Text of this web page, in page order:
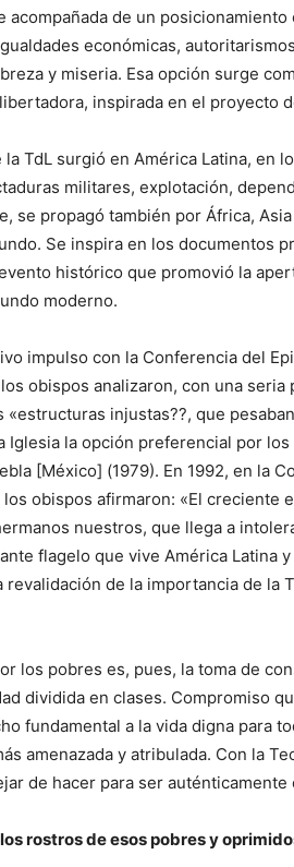
acompañada de un
económicas,
y miseria. Esa opción surge
inspirada en el proyecto
TdL surgió en América Latina, en
militares, explotación,
se propagó también por África,
Se inspira en los documentos
histórico que promovió la
moderno.
impulso con la Conferencia del
obispos analizaron, con una
«estructuras injustas??, que
Iglesia la opción preferencial por
[México] (1979). En 1992, en la
obispos afirmaron: «El creciente
nuestros, que llega a
flagelo que vive América Latina
revalidación de la importancia de la
los pobres es, pues, la toma de
dividida en clases. Compromiso
fundamental a la vida digna para
amenazada y atribulada. Con la
de hacer para ser auténticamente
rostros de esos pobres y